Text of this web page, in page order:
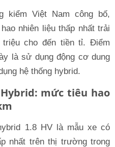
kiểm Việt Nam công bố,
nhiên liệu thấp nhất trải
cho đến tiền tỉ. Điểm
là sử dụng động cơ dung
hệ thống hybrid.
mức tiêu hao
1.8 HV là mẫu xe có
nhất trên thị trường trong